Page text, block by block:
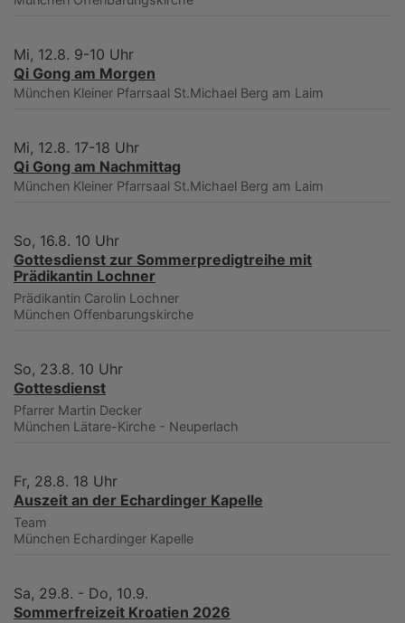
Mi, 12.8. 9-10 Uhr
Qi Gong am Morgen
München Kleiner Pfarrsaal St.Michael Berg am Laim
Mi, 12.8. 17-18 Uhr
Qi Gong am Nachmittag
München Kleiner Pfarrsaal St.Michael Berg am Laim
So, 16.8. 10 Uhr
Gottesdienst zur Sommerpredigtreihe mit
Prädikantin Lochner
Prädikantin Carolin Lochner
München Offenbarungskirche
So, 23.8. 10 Uhr
Gottesdienst
Pfarrer Martin Decker
München Lätare-Kirche - Neuperlach
Fr, 28.8. 18 Uhr
Auszeit an der Echardinger Kapelle
Team
München Echardinger Kapelle
Sa, 29.8. - Do, 10.9.
Sommerfreizeit Kroatien 2026